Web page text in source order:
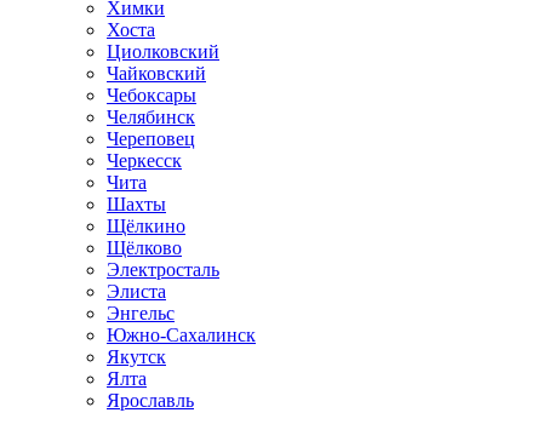
Химки
Хоста
Циолковский
Чайковский
Чебоксары
Челябинск
Череповец
Черкесск
Чита
Шахты
Щёлкино
Щёлково
Электросталь
Элиста
Энгельс
Южно-Сахалинск
Якутск
Ялта
Ярославль